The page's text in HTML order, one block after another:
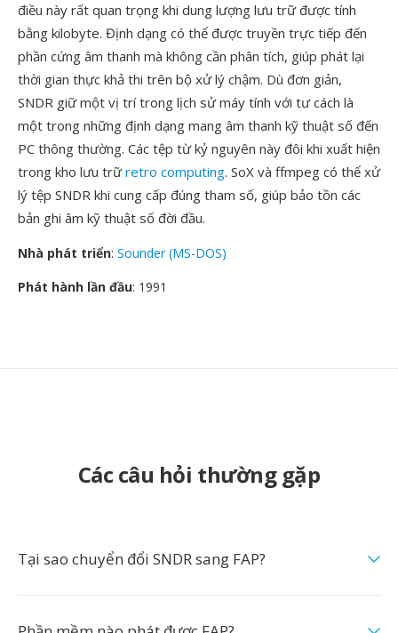
điều này rất quan trọng khi dung lượng lưu trữ được tính
bằng kilobyte. Định dạng có thể được truyền trực tiếp đến
phần cứng âm thanh mà không cần phân tích, giúp phát lại
thời gian thực khả thi trên bộ xử lý chậm. Dù đơn giản,
SNDR giữ một vị trí trong lịch sử máy tính với tư cách là
một trong những định dạng mang âm thanh kỹ thuật số đến
PC thông thường. Các tệp từ kỷ nguyên này đôi khi xuất hiện
trong kho lưu trữretro computing. SoX và ffmpeg có thể xử
lý tệp SNDR khi cung cấp đúng tham số, giúp bảo tồn các
bản ghi âm kỹ thuật số đời đầu.
Nhà phát triển: Sounder (MS-DOS)
Phát hành lần đầu: 1991
Các câu hỏi thường gặp
Tại sao chuyển đổi SNDR sang FAP?